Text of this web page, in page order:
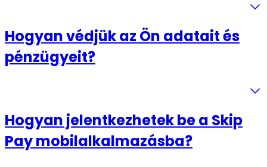
Hogyan védjük az Ön adatait és
pénzügyeit?
Hogyan jelentkezhetek be a Skip
Pay mobilalkalmazásba?